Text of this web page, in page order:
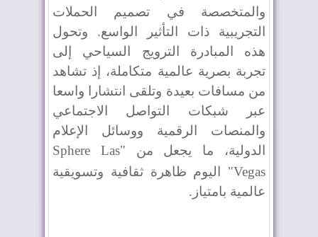
والمتخصصة في تصميم الحملات
التجريبية ذات التأثير الواسع. وتحول
هذه المبادرة الترويج السياحي إلى
تجربة بصرية عالمية متكاملة، إذ تشاهد
من مسافات بعيدة وتلقى انتشارا واسعا
عبر شبكات التواصل الاجتماعي
والمنصات الرقمية ووسائل الإعلام
الدولية، ما يجعل من "Sphere Las
Vegas" اليوم ظاهرة ثقافية وتسويقية
عالمية بامتياز.